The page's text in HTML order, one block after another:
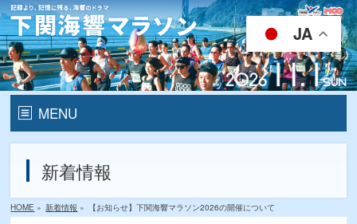
MENU
HOME
開催要項
ランナー
新着情報
HOME » 新着情報 » 【お知らせ】下関海響マラソン2026の開催について
JA